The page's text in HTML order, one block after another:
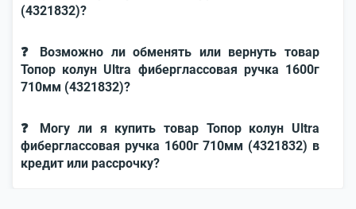
(4321832)?
❓ Возможно ли обменять или вернуть товар
Топор колун Ultra фиберглассовая ручка 1600г
710мм (4321832)?
❓ Могу ли я купить товар Топор колун Ultra
фиберглассовая ручка 1600г 710мм (4321832) в
кредит или рассрочку?